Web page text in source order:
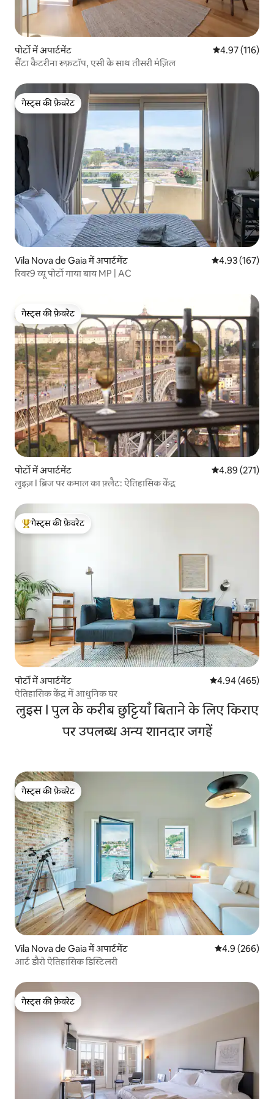
पोर्टो में अपार्टमेंट औसत रेटिंग 5 में से
4.97 (116)
सैंटा कैटरीना रूफ़टॉप, एसी के साथ तीसरी मंज़िल
गेस्ट्स की फ़ेवरेट
गेस्ट्स की फ़ेवरेट
Vila Nova de Gaia में अपार्टमेंट औसत रेटिंग 5 में से
4.93 (167)
रिवर9 व्यू पोर्टो गाया बाय MP | AC
गेस्ट्स की फ़ेवरेट
गेस्ट्स की फ़ेवरेट
पोर्टो में अपार्टमेंट औसत रेटिंग 5 में से
4.89 (271)
लुइज़ I ब्रिज पर कमाल का फ़्लैट: ऐतिहासिक केंद्र
गेस्ट्स का टॉप फ़ेवरेट
गेस्ट्स की फ़ेवरेट
पोर्टो में अपार्टमेंट औसत रेटिंग 5 में से
4.94 (465)
ऐतिहासिक केंद्र में आधुनिक घर
लुइस I पुल के करीब छुट्टियाँ बिताने के लिए किराए
पर उपलब्ध अन्य शानदार जगहें
गेस्ट्स की फ़ेवरेट
गेस्ट्स की फ़ेवरेट
Vila Nova de Gaia में अपार्टमेंट औसत रेटिंग 5 में
4.9 (266)
आर्ट डौरो ऐतिहासिक डिस्टिलरी
गेस्ट्स की फ़ेवरेट
गेस्ट्स की फ़ेवरेट